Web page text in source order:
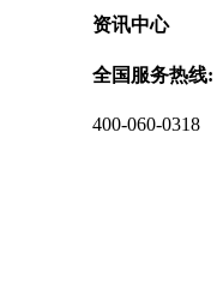
资讯中心
全国服务热线:
400-060-0318